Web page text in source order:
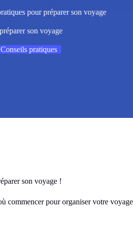
pour préparer son voyage
son voyage
Conseils pratiques
son voyage !
commencer pour organiser votre